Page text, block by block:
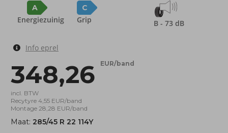
A
Energiezuinig
C
Grip B - 73 dB
Info eprel
348,26 EUR/band
incl. BTW
Recytyre 4,55 EUR/band
Montage 28,28 EUR/band
Maat: 285/45 R 22 114Y